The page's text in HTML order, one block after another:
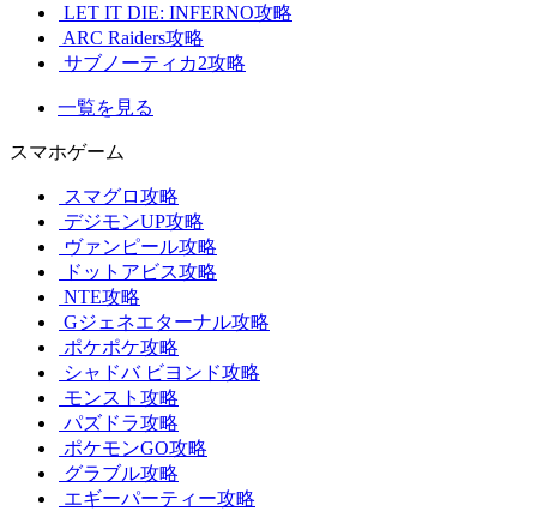
LET IT DIE: INFERNO攻略
ARC Raiders攻略
サブノーティカ2攻略
一覧を見る
スマホゲーム
スマグロ攻略
デジモンUP攻略
ヴァンピール攻略
ドットアビス攻略
NTE攻略
Gジェネエターナル攻略
ポケポケ攻略
シャドバ ビヨンド攻略
モンスト攻略
パズドラ攻略
ポケモンGO攻略
グラブル攻略
エギーパーティー攻略